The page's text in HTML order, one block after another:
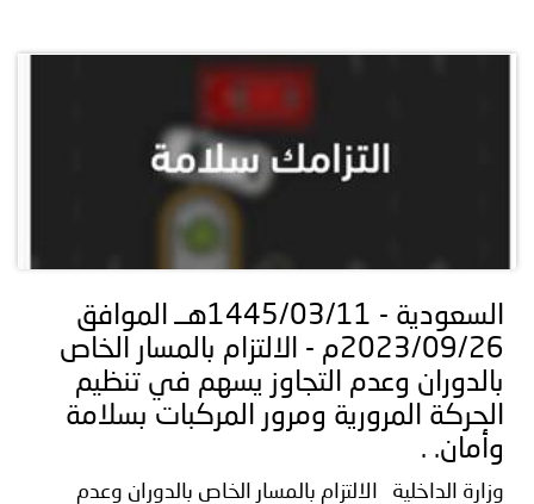
السعودية - 1445/03/11هــ الموافق
2023/09/26م - الالتزام بالمسار الخاص
بالدوران وعدم التجاوز يسهم في تنظيم
الحركة المرورية ومرور المركبات بسلامة
وأمان. .
وزارة الداخلية الالتزام بالمسار الخاص بالدوران وعدم